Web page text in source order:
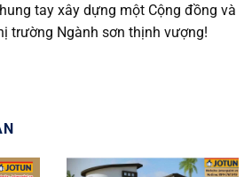
tay xây dựng một Cộng đồng và
trường Ngành sơn thịnh vượng!